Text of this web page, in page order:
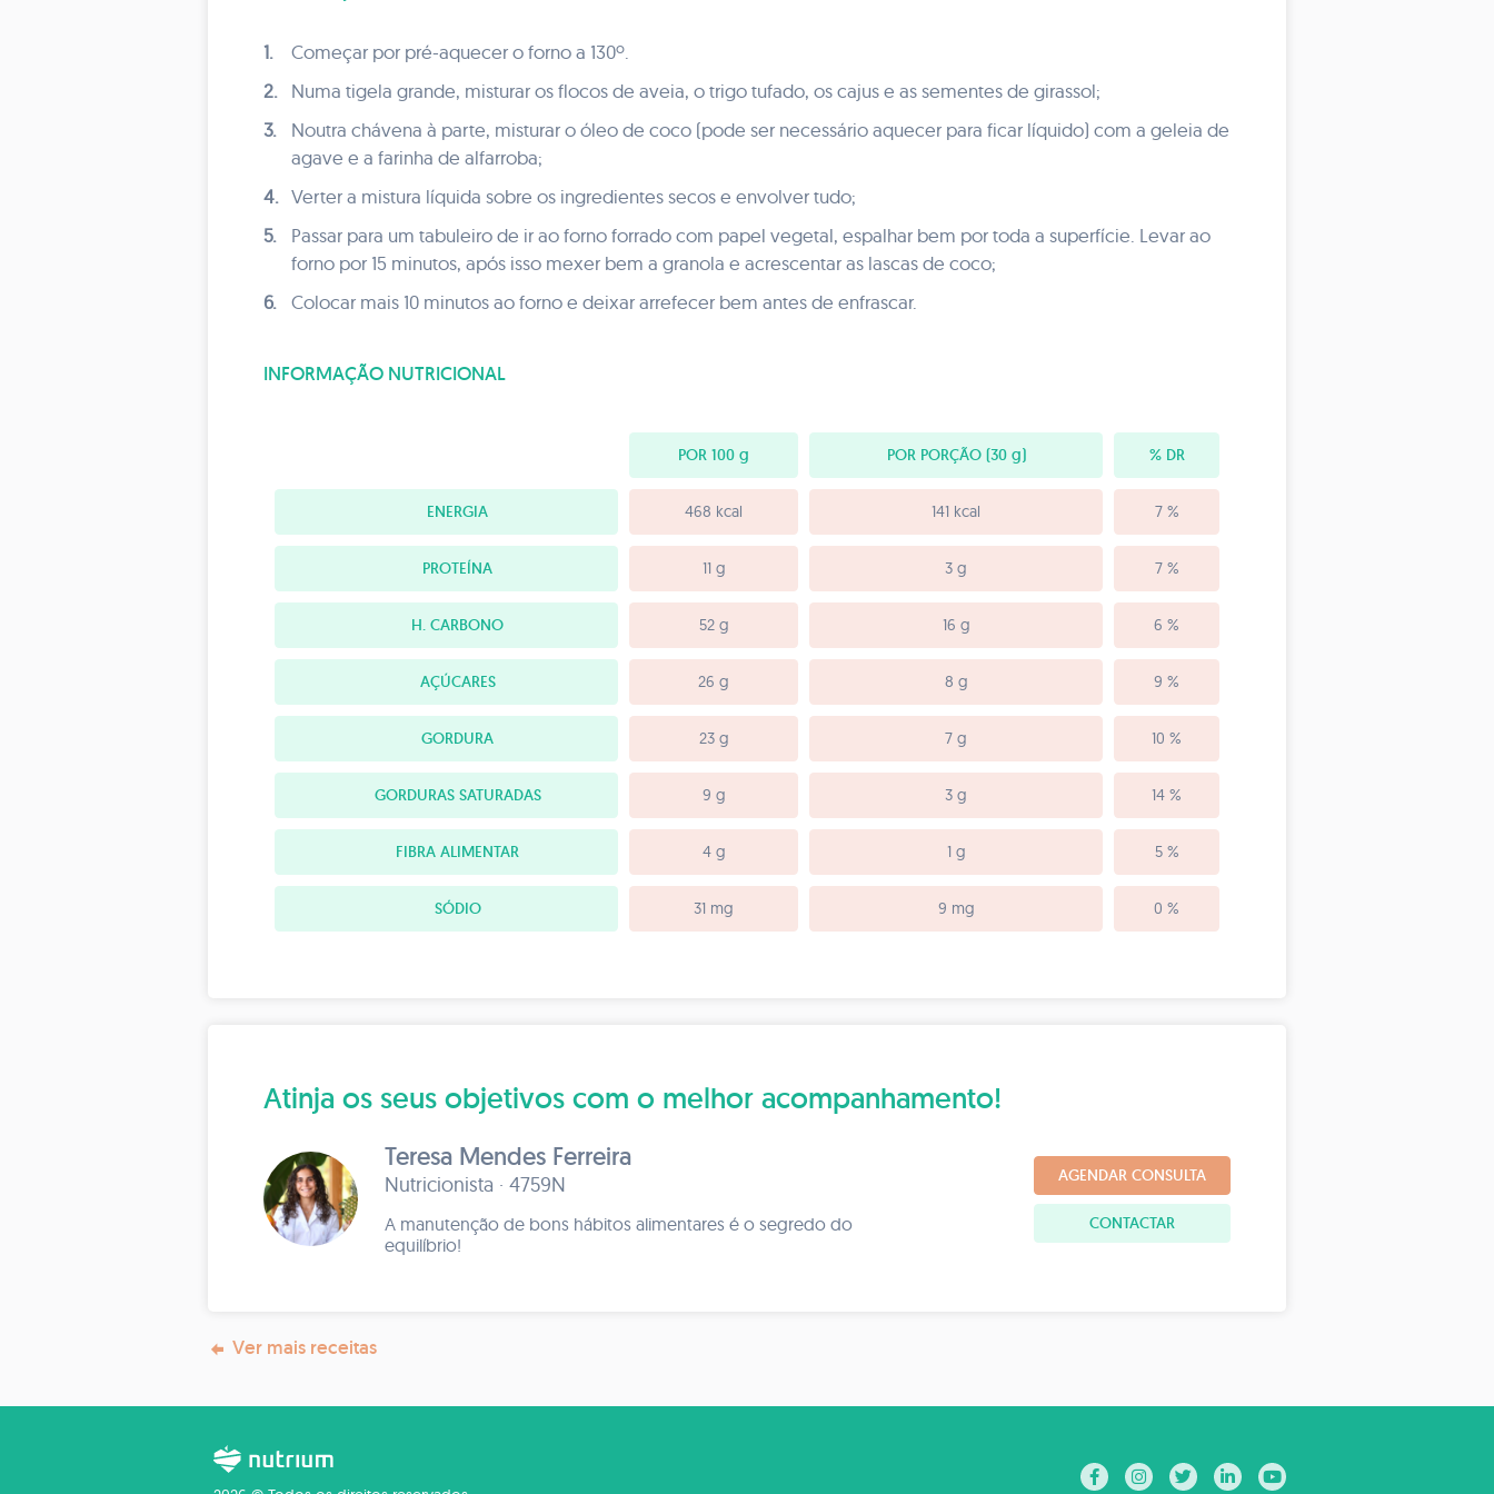
1.
Começar por pré-aquecer o forno a 130º.
2.
Numa tigela grande, misturar os flocos de aveia, o trigo tufado, os cajus e as sementes de girassol;
3.
Noutra chávena à parte, misturar o óleo de coco (pode ser necessário aquecer para ficar líquido) com a geleia de
agave e a farinha de alfarroba;
4. Verter a mistura líquida sobre os ingredientes secos e envolver tudo;
5.
Passar para um tabuleiro de ir ao forno forrado com papel vegetal, espalhar bem por toda a superfície. Levar ao
forno por 15 minutos, após isso mexer bem a granola e acrescentar as lascas de coco;
6.
Colocar mais 10 minutos ao forno e deixar arrefecer bem antes de enfrascar.
INFORMAÇÃO NUTRICIONAL
POR 100 g POR PORÇÃO(30 g) % DR
ENERGIA 468 kcal 141 kcal 7 %
PROTEÍNA 11 g 3 g 7 %
H. CARBONO 52 g 16 g 6 %
AÇÚCARES 26 g 8 g 9 %
GORDURA 23 g 7 g 10 %
GORDURAS SATURADAS 9 g 3 g 14 %
FIBRA ALIMENTAR 4 g 1 g 5 %
SÓDIO 31 mg 9 mg 0 %
Atinja os seus objetivos com o melhor acompanhamento!
Teresa Mendes Ferreira
Nutricionista · 4759N
A manutenção de bons hábitos alimentares é o segredo do
equilíbrio!
AGENDAR CONSULTA
CONTACTAR
Ver mais receitas